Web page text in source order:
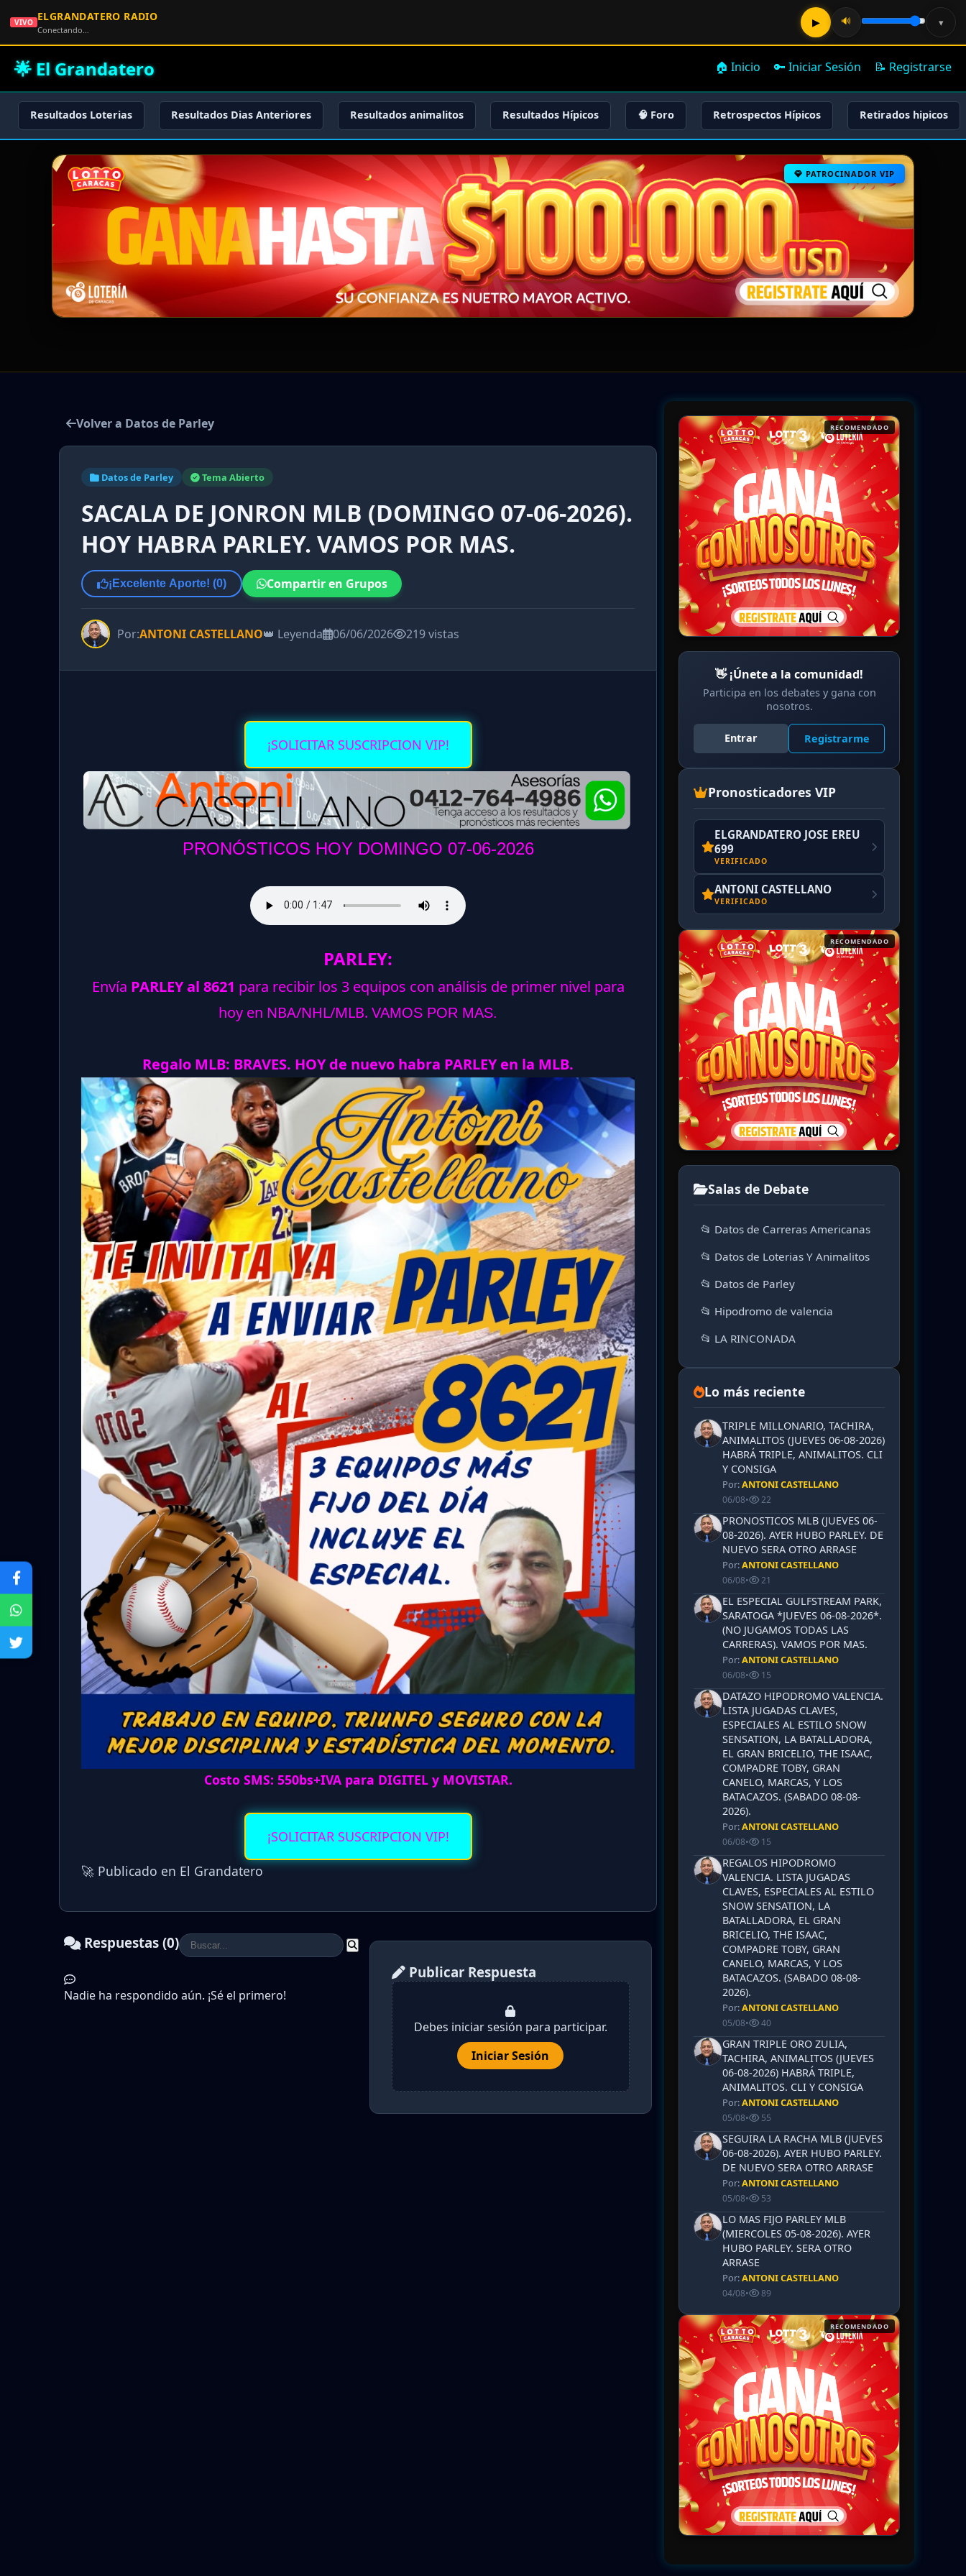
🌟 El Grandatero 🏠 Inicio 🔑 Iniciar Sesión 📝 Registrarse
Resultados Loterias Resultados Dias Anteriores Resultados animalitos Resultados Hípicos 🧠 Foro Retrospectos Hípicos Retirados hipicos
PATROCINADOR VIP
Volver a Datos de Parley
Datos de Parley Tema Abierto
SACALA DE JONRON MLB (DOMINGO 07-06-2026).
HOY HABRA PARLEY. VAMOS POR MAS.
¡Excelente Aporte! (0) Compartir en Grupos
Por:ANTONI CASTELLANO👑 Leyenda 06/06/2026 219 vistas
¡SOLICITAR SUSCRIPCION VIP!
PRONÓSTICOS HOY DOMINGO 07-06-2026
PARLEY:
Envía PARLEY al 8621 para recibir los 3 equipos con análisis de primer nivel para
hoy en NBA/NHL/MLB. VAMOS POR MAS.
Regalo MLB: BRAVES. HOY de nuevo habra PARLEY en la MLB.
Costo SMS: 550bs+IVA para DIGITEL y MOVISTAR.
¡SOLICITAR SUSCRIPCION VIP!
🚀 Publicado en El Grandatero
Respuestas (0)
Nadie ha respondido aún. ¡Sé el primero!
Publicar Respuesta
Debes iniciar sesión para participar.
Iniciar Sesión
RECOMENDADO
👋 ¡Únete a la comunidad!
Participa en los debates y gana con
nosotros.
Entrar Registrarme
Pronosticadores VIP
ELGRANDATERO JOSE EREU
699
VERIFICADO
ANTONI CASTELLANO
VERIFICADO
RECOMENDADO
Salas de Debate
📂 Datos de Carreras Americanas
📂 Datos de Loterias Y Animalitos
📂 Datos de Parley
📂 Hipodromo de valencia
📂 LA RINCONADA
Lo más reciente
TRIPLE MILLONARIO, TACHIRA,
ANIMALITOS (JUEVES 06-08-2026)
HABRÁ TRIPLE, ANIMALITOS. CLI
Y CONSIGA
Por:ANTONI CASTELLANO
06/08• 22
PRONOSTICOS MLB (JUEVES 06-
08-2026). AYER HUBO PARLEY. DE
NUEVO SERA OTRO ARRASE
Por:ANTONI CASTELLANO
06/08• 21
EL ESPECIAL GULFSTREAM PARK,
SARATOGA *JUEVES 06-08-2026*.
(NO JUGAMOS TODAS LAS
CARRERAS). VAMOS POR MAS.
Por:ANTONI CASTELLANO
06/08• 15
DATAZO HIPODROMO VALENCIA.
LISTA JUGADAS CLAVES,
ESPECIALES AL ESTILO SNOW
SENSATION, LA BATALLADORA,
EL GRAN BRICELIO, THE ISAAC,
COMPADRE TOBY, GRAN
CANELO, MARCAS, Y LOS
BATACAZOS. (SABADO 08-08-
2026).
Por:ANTONI CASTELLANO
06/08• 15
REGALOS HIPODROMO
VALENCIA. LISTA JUGADAS
CLAVES, ESPECIALES AL ESTILO
SNOW SENSATION, LA
BATALLADORA, EL GRAN
BRICELIO, THE ISAAC,
COMPADRE TOBY, GRAN
CANELO, MARCAS, Y LOS
BATACAZOS. (SABADO 08-08-
2026).
Por:ANTONI CASTELLANO
05/08• 40
GRAN TRIPLE ORO ZULIA,
TACHIRA, ANIMALITOS (JUEVES
06-08-2026) HABRÁ TRIPLE,
ANIMALITOS. CLI Y CONSIGA
Por:ANTONI CASTELLANO
05/08• 55
SEGUIRA LA RACHA MLB (JUEVES
06-08-2026). AYER HUBO PARLEY.
DE NUEVO SERA OTRO ARRASE
Por:ANTONI CASTELLANO
05/08• 53
LO MAS FIJO PARLEY MLB
(MIERCOLES 05-08-2026). AYER
HUBO PARLEY. SERA OTRO
ARRASE
Por:ANTONI CASTELLANO
04/08• 89
RECOMENDADO
VIVO ELGRANDATERO RADIO
Conectando…
▶ 🔊 ▾